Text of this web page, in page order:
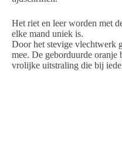
Het riet en leer worden met
elke mand uniek is.
Door het stevige vlechtwerk
mee. De geborduurde oranje
vrolijke uitstraling die bij